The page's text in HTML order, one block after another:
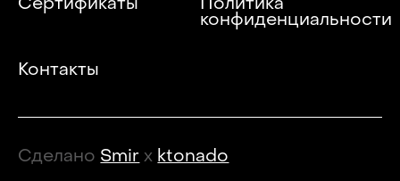
конфиденциальности
Контакты
Сделано Smir x ktonado